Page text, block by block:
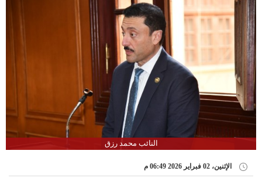
النائب محمد رزق
الإثنين، 02 فبراير 2026 06:49 م